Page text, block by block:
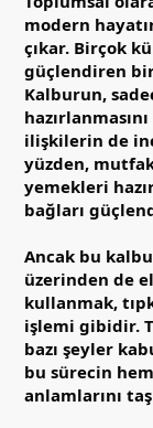
modern
çıkar. Birçok
güçlendiren
Kalburun,
ilişkilerin de
yüzden,
yemekleri
bağları
Ancak bu
üzerinden de
kullanmak,
işlemi gibidir.
bazı şeyler
bu sürecin
anlamlarını